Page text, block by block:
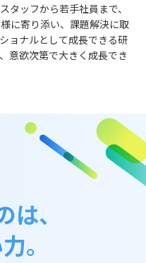
タッフから若手社員まで、
に寄り添い、課題解決に取
ョナルとして成長できる研
意欲次第で大きく成長でき
、
。